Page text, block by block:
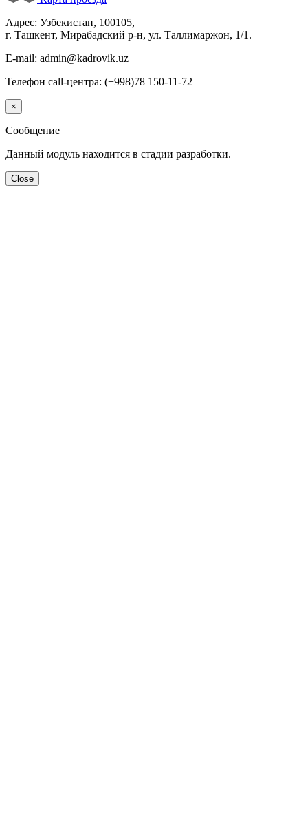
Адрес: Узбекистан, 100105,
г. Ташкент, Мирабадский р-н, ул. Таллимаржон, 1/1.
E-mail: admin@kadrovik.uz
Телефон call-центра: (+998)78 150-11-72
×
Сообщение
Данный модуль находится в стадии разработки.
Close